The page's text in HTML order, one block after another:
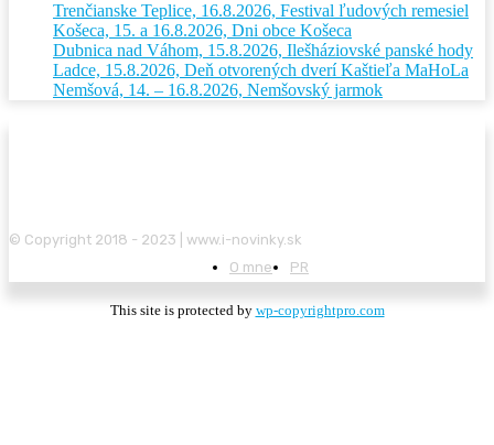
Trenčianske Teplice, 16.8.2026, Festival ľudových remesiel
Košeca, 15. a 16.8.2026, Dni obce Košeca
Dubnica nad Váhom, 15.8.2026, Ilešháziovské panské hody
Ladce, 15.8.2026, Deň otvorených dverí Kaštieľa MaHoLa
Nemšová, 14. – 16.8.2026, Nemšovský jarmok
© Copyright 2018 - 2023 | www.i-novinky.sk
O mne
PR
This site is protected by wp-copyrightpro.com